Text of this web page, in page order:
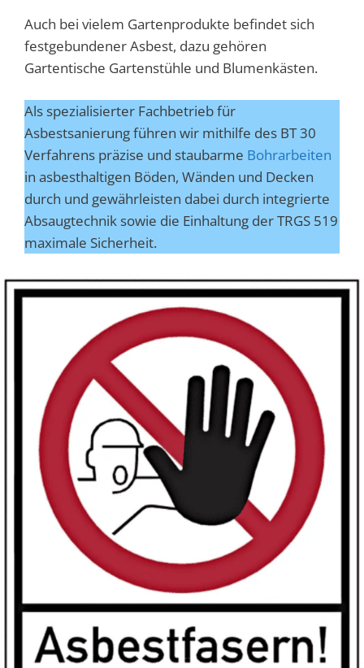
Auch bei vielem Gartenprodukte befindet sich
festgebundener Asbest, dazu gehören
Gartentische Gartenstühle und Blumenkästen.
Als spezialisierter Fachbetrieb für
Asbestsanierung führen wir mithilfe des BT 30
Verfahrens präzise und staubarme Bohrarbeiten
in asbesthaltigen Böden, Wänden und Decken
durch und gewährleisten dabei durch integrierte
Absaugtechnik sowie die Einhaltung der TRGS 519
maximale Sicherheit.